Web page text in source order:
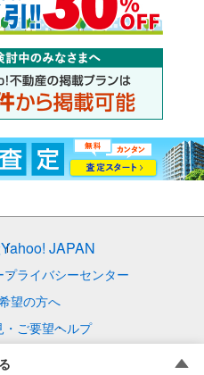
Yahoo! JAPAN
プライバシーセンター
望の方へ
・ご要望ヘルプ